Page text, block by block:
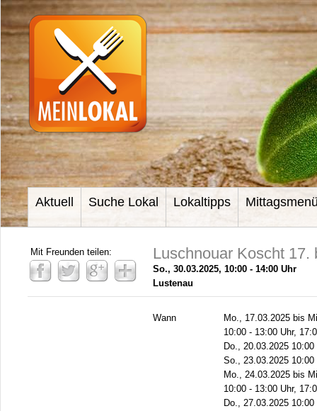
Aktuell Suche Lokal Lokaltipps
Mit Freunden teilen: Luschnouar Koscht 17.
So., 30.03.2025, 10:00 - 14:00 Uhr
Lustenau
Wann
Mo., 17.03.2025 bis
10:00 - 13:00 Uhr,
Do., 20.03.2025
So., 23.03.2025
Mo., 24.03.2025 bis
10:00 - 13:00 Uhr,
Do., 27.03.2025